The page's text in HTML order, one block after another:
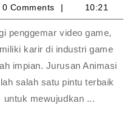
0 Comments
10:21
penggemar video game,
karir di industri game
impian. Jurusan Animasi
salah satu pintu terbaik
untuk mewujudkan ...